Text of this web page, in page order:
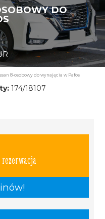
DO
8-osobowy do wynajęcia w Pafos
174/18107